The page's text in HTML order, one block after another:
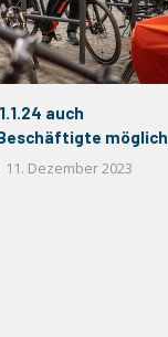
auch
möglich
11. Dezember 2023